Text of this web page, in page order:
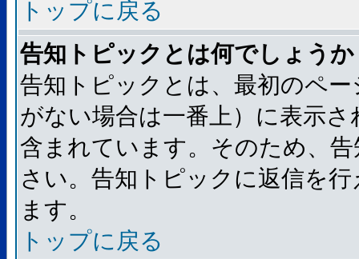
トップに戻る
告知トピックとは何でしょうか
告知トピックとは、最初のペ
がない場合は一番上）に表示
含まれています。そのため、
さい。告知トピックに返信を
ます。
トップに戻る